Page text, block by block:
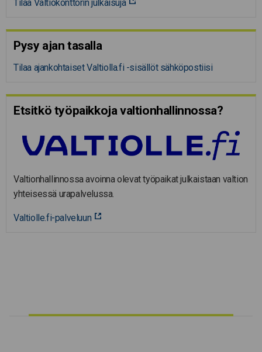
Tilaa Valtiokonttorin julkaisuja
Pysy ajan tasalla
Tilaa ajankohtaiset Valtiolla.fi -sisällöt sähköpostiisi
Etsitkö työpaikkoja valtion­hal­lin­nossa?
Valtionhallinnossa avoinna olevat työpaikat julkaistaan valtion
yhteisessä urapalvelussa.
Valtiolle.fi-palveluun